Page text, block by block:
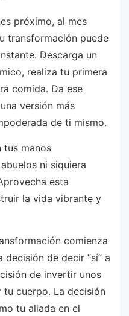
próximo, al mes
transformación puede
Descarga un
realiza tu primera
comida. Da ese
versión más
de ti mismo.
tus manos
ni siquiera
esta
la vida vibrante y
comienza
de decir “sí” a
de invertir unos
cuerpo. La decisión
tu aliada en el